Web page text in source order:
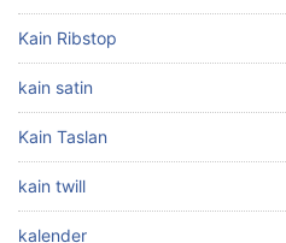
Kain Ribstop
kain satin
Kain Taslan
kain twill
kalender